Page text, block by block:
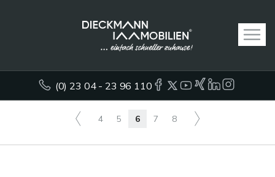
(0) 23 04 - 23 96 110
4 5 6 7 8